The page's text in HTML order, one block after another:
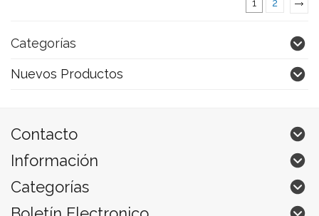
1 2
»
Categorías
Nuevos Productos
Contacto
Información
Categorías